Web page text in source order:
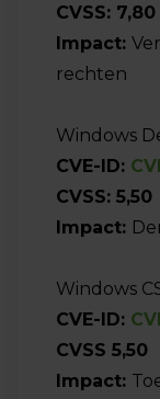
CVSS: 7,80
Impact:
rechten
Windows
CVE-ID:
CVSS: 5,50
Impact:
Windows
CVE-ID:
CVSS 5,50
Impact: